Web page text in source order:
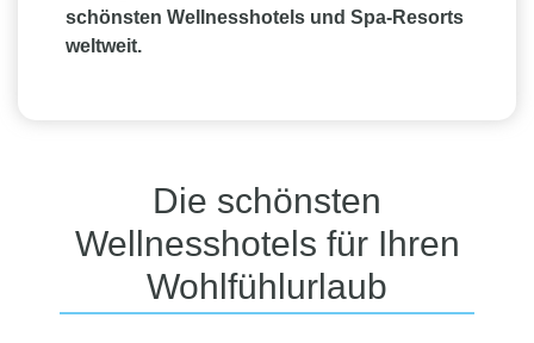
schönsten Wellnesshotels und Spa-Resorts
weltweit.
Die schönsten
Wellnesshotels für Ihren
Wohlfühlurlaub